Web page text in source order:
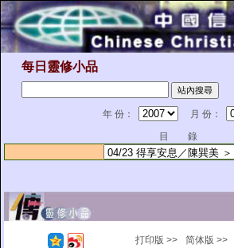
每日靈修小品
年 份：
月 份：
目 錄
打印版 >> 简体版 >>